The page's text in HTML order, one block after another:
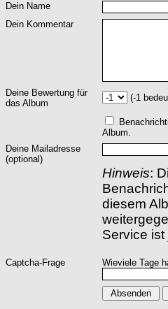
Dein Name
Dein Kommentar
Deine Bewertung für
das Album
(-1
Album.
Deine Mailadresse
(optional)
Hinweis:
diesem
Service
Captcha-Frage Wieviele Tage